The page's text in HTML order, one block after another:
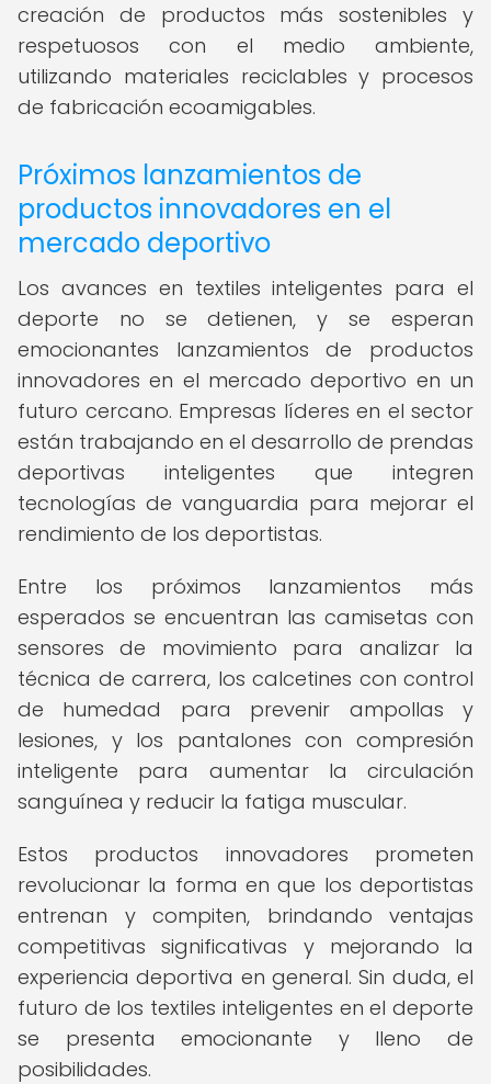
creación de productos más sostenibles y
respetuosos con el medio ambiente,
utilizando materiales reciclables y procesos
de fabricación ecoamigables.
Próximos lanzamientos de
productos innovadores en el
mercado deportivo
Los avances en textiles inteligentes para el
deporte no se detienen, y se esperan
emocionantes lanzamientos de productos
innovadores en el mercado deportivo en un
futuro cercano. Empresas líderes en el sector
están trabajando en el desarrollo de prendas
deportivas inteligentes que integren
tecnologías de vanguardia para mejorar el
rendimiento de los deportistas.
Entre los próximos lanzamientos más
esperados se encuentran las camisetas con
sensores de movimiento para analizar la
técnica de carrera, los calcetines con control
de humedad para prevenir ampollas y
lesiones, y los pantalones con compresión
inteligente para aumentar la circulación
sanguínea y reducir la fatiga muscular.
Estos productos innovadores prometen
revolucionar la forma en que los deportistas
entrenan y compiten, brindando ventajas
competitivas significativas y mejorando la
experiencia deportiva en general. Sin duda, el
futuro de los textiles inteligentes en el deporte
se presenta emocionante y lleno de
posibilidades.